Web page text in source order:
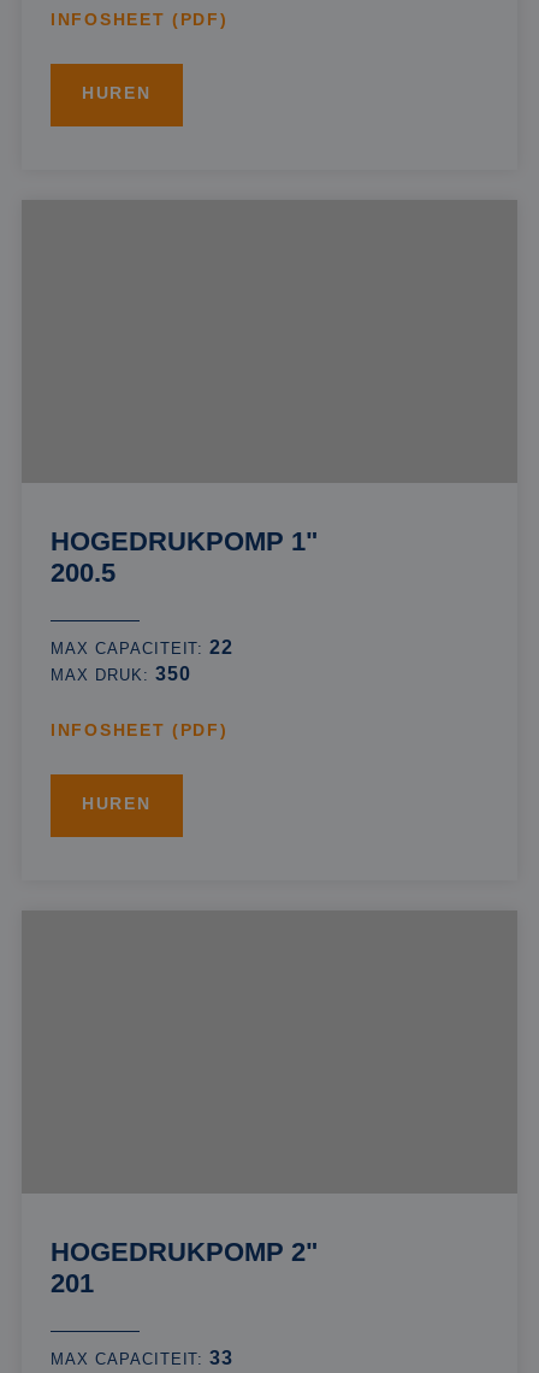
INFOSHEET (PDF)
HUREN
HOGEDRUKPOMP 1"
200.5
MAX CAPACITEIT:22
MAX DRUK: 350
INFOSHEET (PDF)
HUREN
HOGEDRUKPOMP 2"
201
MAX CAPACITEIT:33